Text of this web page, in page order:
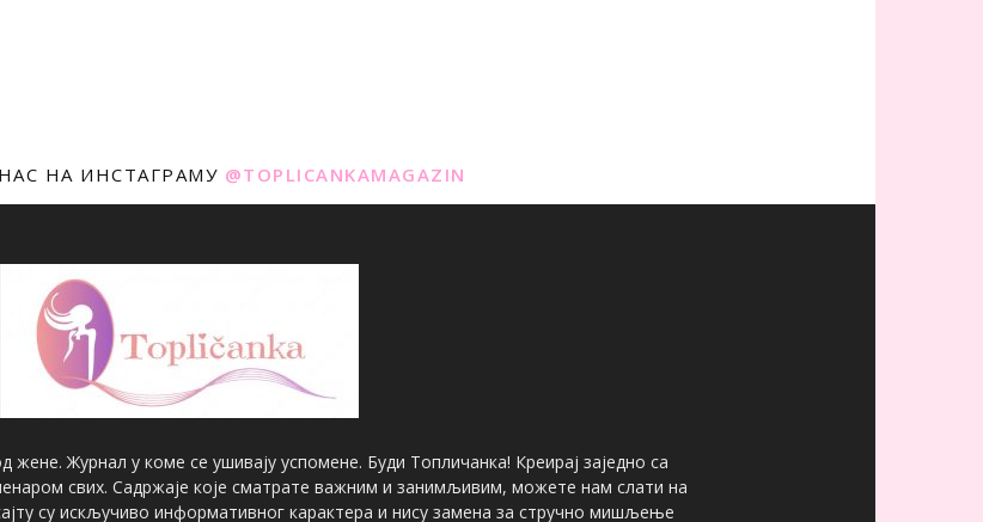
НА ИНСТАГРАМУ @TOPLICANKAMAGAZIN
жене. Журнал у коме се ушивају успомене. Буди Топличанка! Креирај заједно са
свих. Садржаје које сматрате важним и занимљивим, можете нам слати на
су искључиво информативног карактера и нису замена за стручно мишљење